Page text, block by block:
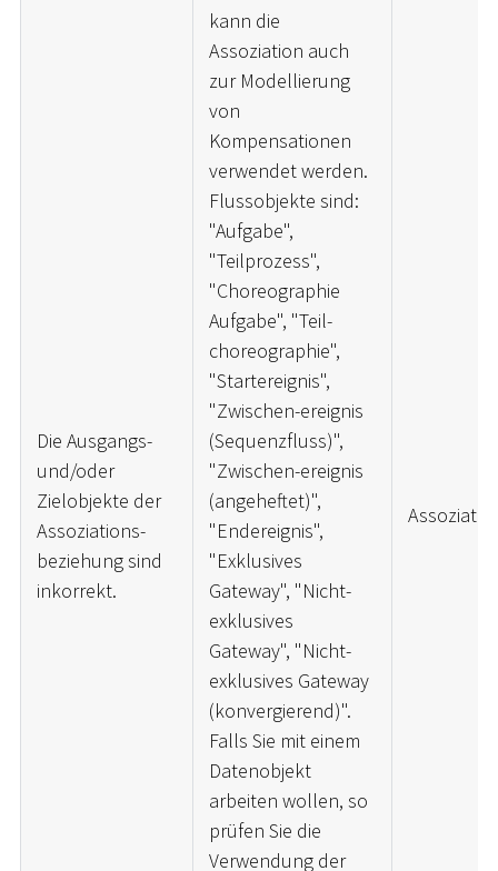
Die Ausgangs-
und/oder
Zielobjekte der
Assoziations-
beziehung sind
inkorrekt.
kann die
Assoziation auch
zur Modellierung
von
Kompensationen
verwendet werden.
Flussobjekte sind:
"Aufgabe",
"Teilprozess",
"Choreographie
Aufgabe", "Teil-
choreographie",
"Startereignis",
"Zwischen-ereignis
(Sequenzfluss)",
"Zwischen-ereignis
(angeheftet)",
"Endereignis",
"Exklusives
Gateway", "Nicht-
exklusives
Gateway", "Nicht-
exklusives Gateway
(konvergierend)".
Falls Sie mit einem
Datenobjekt
arbeiten wollen, so
prüfen Sie die
Verwendung der